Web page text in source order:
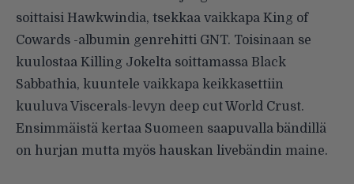
soittaisi Hawkwindia, tsekkaa vaikkapa King of
Cowards -albumin genrehitti GNT. Toisinaan se
kuulostaa Killing Jokelta soittamassa Black
Sabbathia, kuuntele vaikkapa keikkasettiin
kuuluva Viscerals-levyn deep cut World Crust.
Ensimmäistä kertaa Suomeen saapuvalla bändillä
on hurjan mutta myös hauskan livebändin maine.